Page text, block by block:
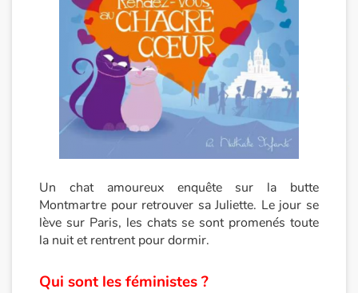
Apprendre les langues
Dyslexie, troubles de la lecture
Nos listes de lecture
Les plus lus
Coups de coeur
Un chat amoureux enquête sur la butte
Montmartre pour retrouver sa Juliette. Le jour se
lève sur Paris, les chats se sont promenés toute
la nuit et rentrent pour dormir.
Qui sont les féministes ?